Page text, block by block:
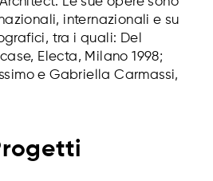
internazionali e su
tra i quali: Del
Electa, Milano 1998;
e Gabriella Carmassi,